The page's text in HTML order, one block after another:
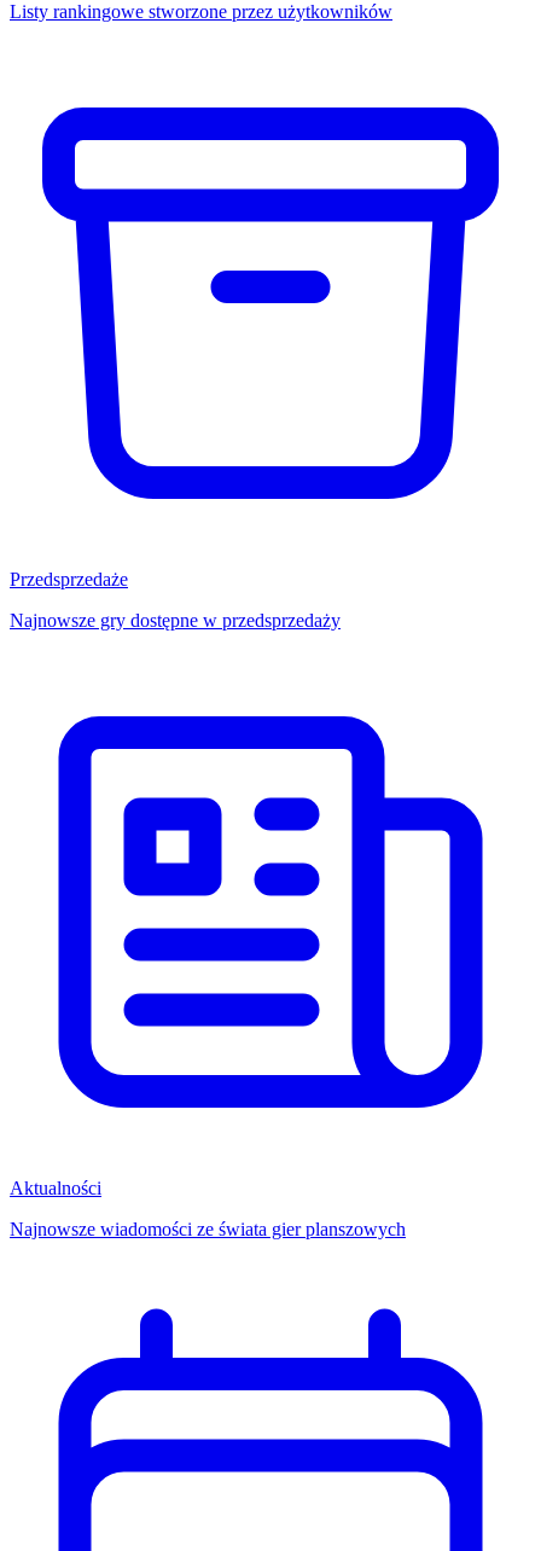
Listy rankingowe stworzone przez użytkowników
Przedsprzedaże
Najnowsze gry dostępne w przedsprzedaży
Aktualności
Najnowsze wiadomości ze świata gier planszowych